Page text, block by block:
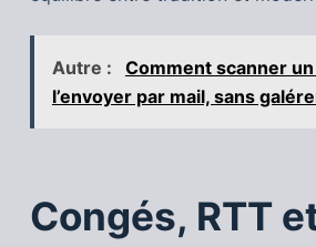
Autre :
Comment scanner
l’envoyer par mail, sans
Congés, RTT